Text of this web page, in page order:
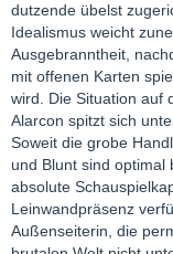
dutzende übelst
Idealismus weicht
Ausgebranntheit,
mit offenen Karten
wird. Die Situation auf
Alarcon spitzt sich
Soweit die grobe
und Blunt sind optimal
absolute
Leinwandpräsenz
Außenseiterin, die